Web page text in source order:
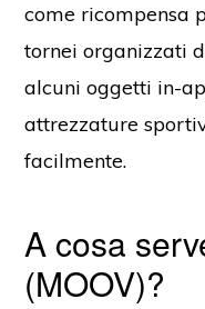
come ricompensa
tornei organizzati
alcuni oggetti in-
attrezzature
facilmente.
A cosa
(MOOV)?